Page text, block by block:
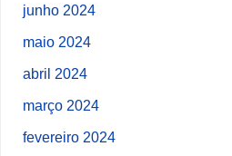
junho 2024
maio 2024
abril 2024
março 2024
fevereiro 2024